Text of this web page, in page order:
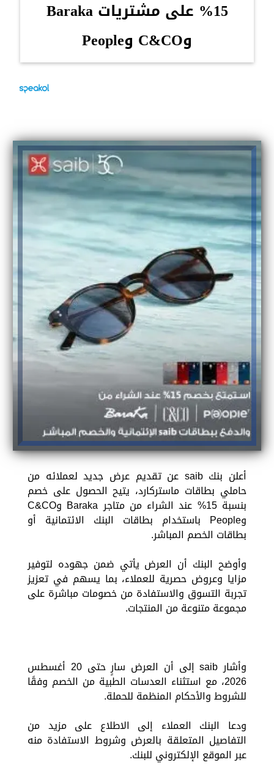
15% على مشتريات Baraka
وC&CO وPeople
أعلن بنك saib عن تقديم عرض جديد لعملائه من
حاملي بطاقات ماستركارد، يتيح الحصول على خصم
بنسبة 15% عند الشراء من متاجر Baraka وC&CO
وPeople باستخدام بطاقات البنك الائتمانية أو
بطاقات الخصم المباشر.
وأوضح البنك أن العرض يأتي ضمن جهوده لتوفير
مزايا وعروض حصرية للعملاء، بما يسهم في تعزيز
تجربة التسوق والاستفادة من خصومات مباشرة على
مجموعة متنوعة من المنتجات.
وأشار saib إلى أن العرض سارٍ حتى 20 أغسطس
2026، مع استثناء العدسات الطبية من الخصم وفقًا
للشروط والأحكام المنظمة للحملة.
ودعا البنك العملاء إلى الاطلاع على مزيد من
التفاصيل المتعلقة بالعرض وشروط الاستفادة منه
عبر الموقع الإلكتروني للبنك.